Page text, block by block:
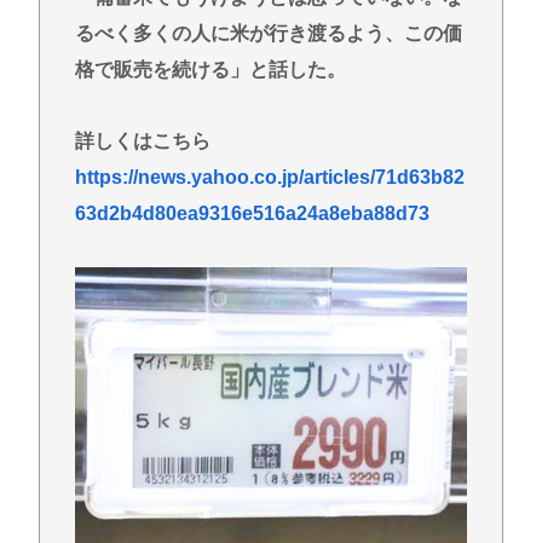
初の2万人割れ。無茶苦茶生きやすい国になってる件
www
ただけでなぜかウインクしたことにされてしまう
www
高橋名人が左手のバネを取るため手術を決意
てた…
Powered by livedoor 相互RSS
るべく多くの人に米が行き渡るよう、この価
格で販売を続ける」と話した。
詳しくはこちら
https://news.yahoo.co.jp/articles/71d63b82
63d2b4d80ea9316e516a24a8eba88d73